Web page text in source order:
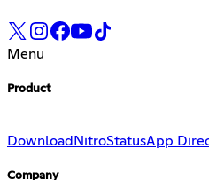
Menu
Product
Download NitroStatusApp
Company